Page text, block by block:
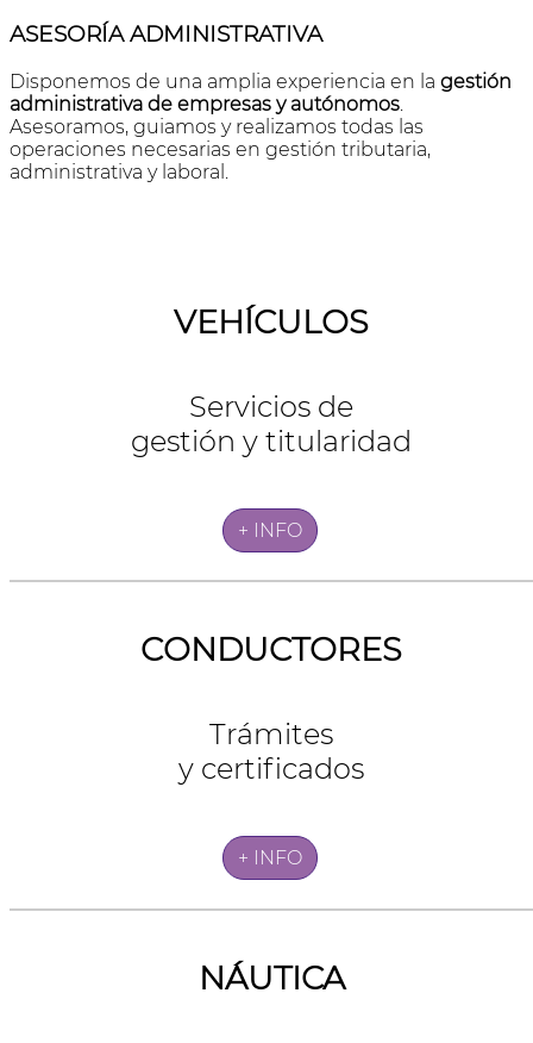
ASESORÍA ADMINISTRATIVA
Disponemos de una amplia experiencia en la gestión
administrativa de empresas y autónomos
Asesoramos, guiamos y realizamos todas las
operaciones necesarias en gestión tributaria,
administrativa y laboral.
VEHÍCULOS
Servicios de
gestión y titularidad
+ INFO
CONDUCTORES
Trámites
y certificados
+ INFO
NÁUTICA